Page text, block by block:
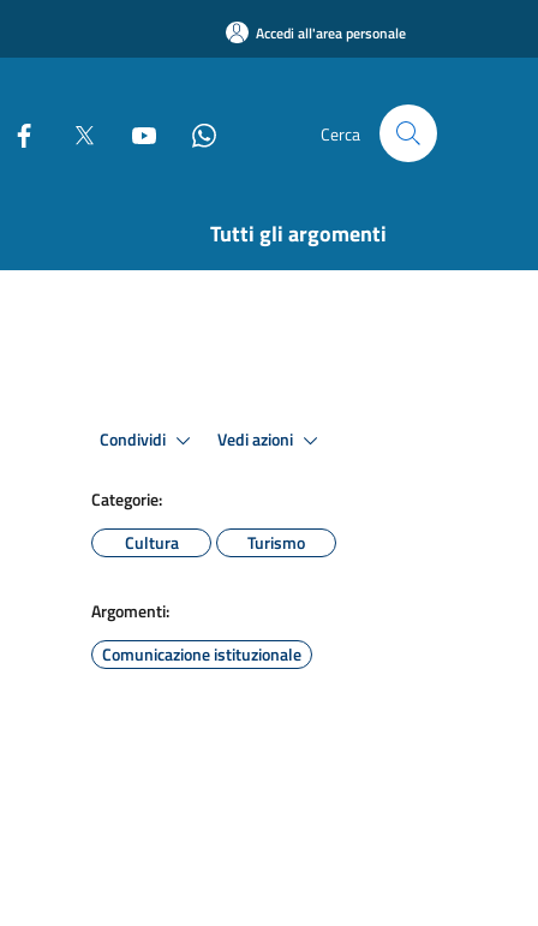
Accedi all'area personale
Cerca
Tutti gli argomenti
Condividi Vedi azioni
Categorie:
Cultura
Turismo
Argomenti:
Comunicazione istituzionale